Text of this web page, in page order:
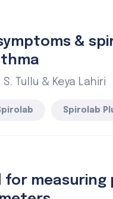
&
Tullu & Keya Lahiri
Spirolab
for measuring